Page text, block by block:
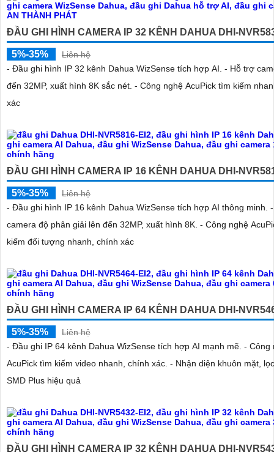
ĐẦU GHI HÌNH CAMERA IP 32 KÊNH DAHUA DHI-
5%-35%
Liên hệ
- Đầu ghi hình IP 32 kênh Dahua WizSense tích hợp AI. - Hỗ trợ
đến 32MP, xuất hình 8K sắc nét. - Công nghệ AcuPick tìm kiếm
xác
ĐẦU GHI HÌNH CAMERA IP 16 KÊNH DAHUA DHI-
5%-35%
Liên hệ
- Đầu ghi hình IP 16 kênh Dahua WizSense tích hợp AI thông minh.
camera độ phân giải lên đến 32MP, xuất hình 8K. - Công nghệ
kiếm đối tượng nhanh, chính xác
ĐẦU GHI HÌNH CAMERA IP 64 KÊNH DAHUA DHI-
5%-35%
Liên hệ
- Đầu ghi IP 64 kênh Dahua WizSense tích hợp AI mạnh mẽ. - Công
AcuPick tìm kiếm video nhanh, chính xác. - Nhận diện khuôn mặt,
SMD Plus hiệu quả
ĐẦU GHI HÌNH CAMERA IP 32 KÊNH DAHUA DHI-